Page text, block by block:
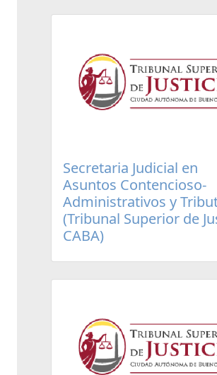
Secretaria Judicial en
Asuntos Contencioso-
Administrativos y
(Tribunal Superior de
CABA)